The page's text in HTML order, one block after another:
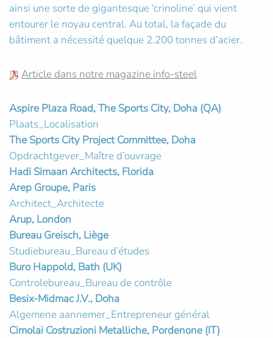
ainsi une sorte de gigantesque ‘crinoline’ qui vient
entourer le noyau central. Au total, la façade du
bâtiment a nécessité quelque 2.200 tonnes d’acier.
Article dans notre magazine info-steel
Aspire Plaza Road, The Sports City, Doha (QA)
Plaats_Localisation
The Sports City Project Committee, Doha
Opdrachtgever_Maître d’ouvrage
Hadi Simaan Architects, Florida
Arep Groupe, Paris
Architect_Architecte
Arup, London
Bureau Greisch, Liège
Studiebureau_Bureau d’études
Buro Happold, Bath (UK)
Controlebureau_Bureau de contrôle
Besix-Midmac J.V., Doha
Algemene aannemer_Entrepreneur général
Cimolai Costruzioni Metalliche, Pordenone (IT)